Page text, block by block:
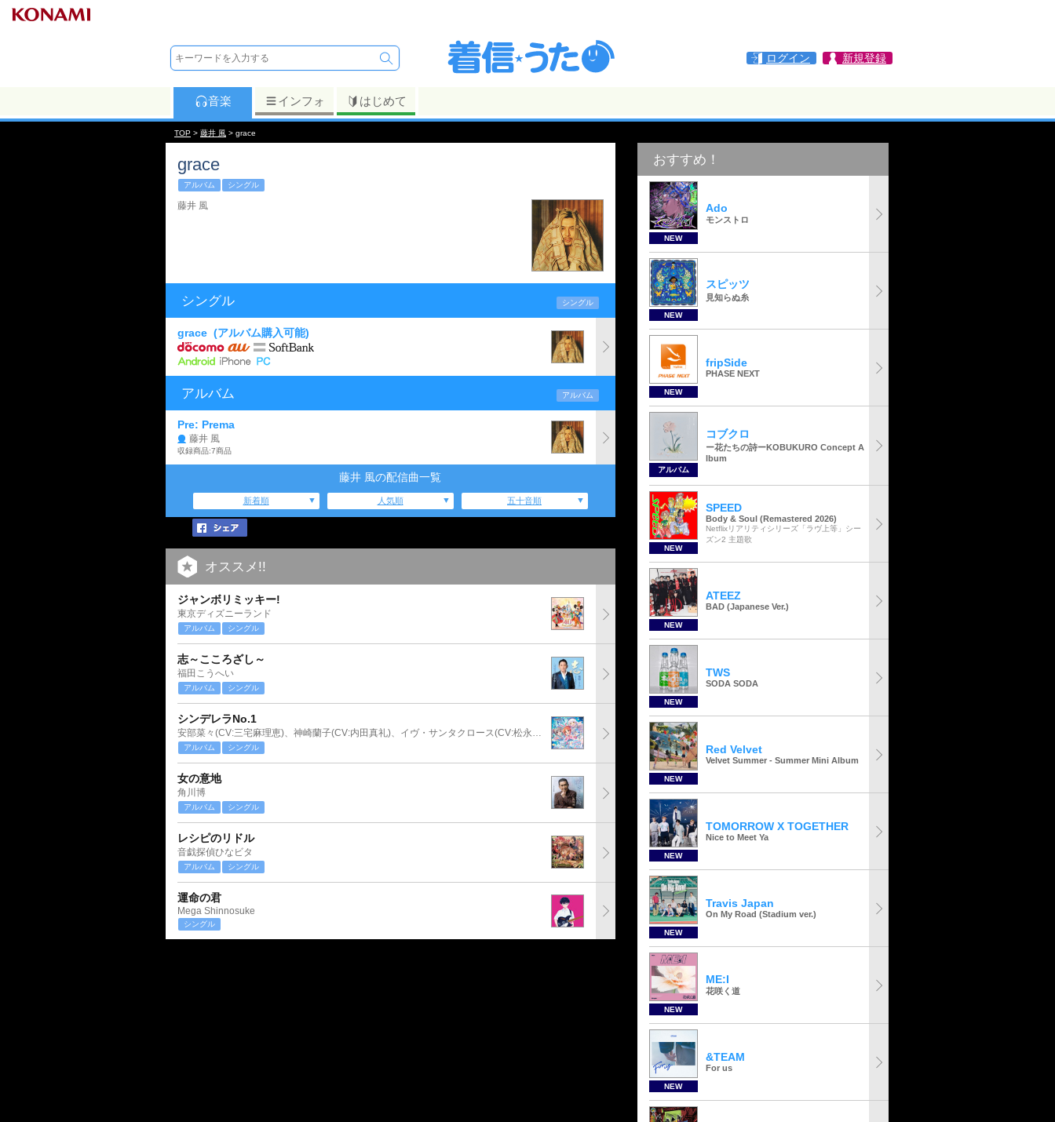
ログイン 新規登録
音楽 インフォ はじめて
TOP > 藤井 風 > grace
grace
アルバム シングル
藤井 風
シングル シングル
grace (アルバム購入可能)
アルバム アルバム
Pre: Prema
藤井 風
収録商品:7商品
藤井 風の配信曲一覧
新着順 人気順 五十音順
オススメ!!
ジャンボリミッキー!
東京ディズニーランド
アルバム シングル
志～こころざし～
福田こうへい
アルバム シングル
シンデレラNo.1
安部菜々(CV:三宅麻理恵)、神崎蘭子(CV:内田真礼)、イヴ・サンタクロース(CV:松永あかね)
アルバム シングル
女の意地
角川博
アルバム シングル
レシピのリドル
音戯探偵ひなビタ
アルバム シングル
運命の君
Mega Shinnosuke
シングル
おすすめ！
NEW
Ado
モンストロ
NEW
スピッツ
見知らぬ糸
NEW
fripSide
PHASE NEXT
アルバム
コブクロ
ー花たちの詩ーKOBUKURO Concept A
lbum
NEW
SPEED
Body & Soul (Remastered 2026)
Netflixリアリティシリーズ「ラヴ上等」シー
ズン2 主題歌
NEW
ATEEZ
BAD (Japanese Ver.)
NEW
TWS
SODA SODA
NEW
Red Velvet
Velvet Summer - Summer Mini Album
NEW
TOMORROW X TOGETHER
Nice to Meet Ya
NEW
Travis Japan
On My Road (Stadium ver.)
NEW
ME:I
花咲く道
NEW
&TEAM
For us